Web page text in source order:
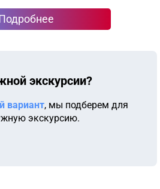
экскурсии?
вариант, мы подберем для
экскурсию.